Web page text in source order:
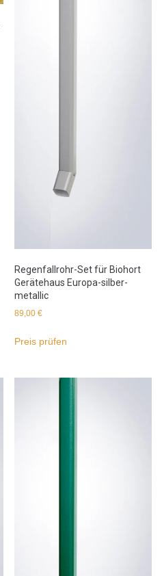
Regenfallrohr-Set für Biohort
Gerätehaus Europa-silber-
metallic
89,00€
Preis prüfen